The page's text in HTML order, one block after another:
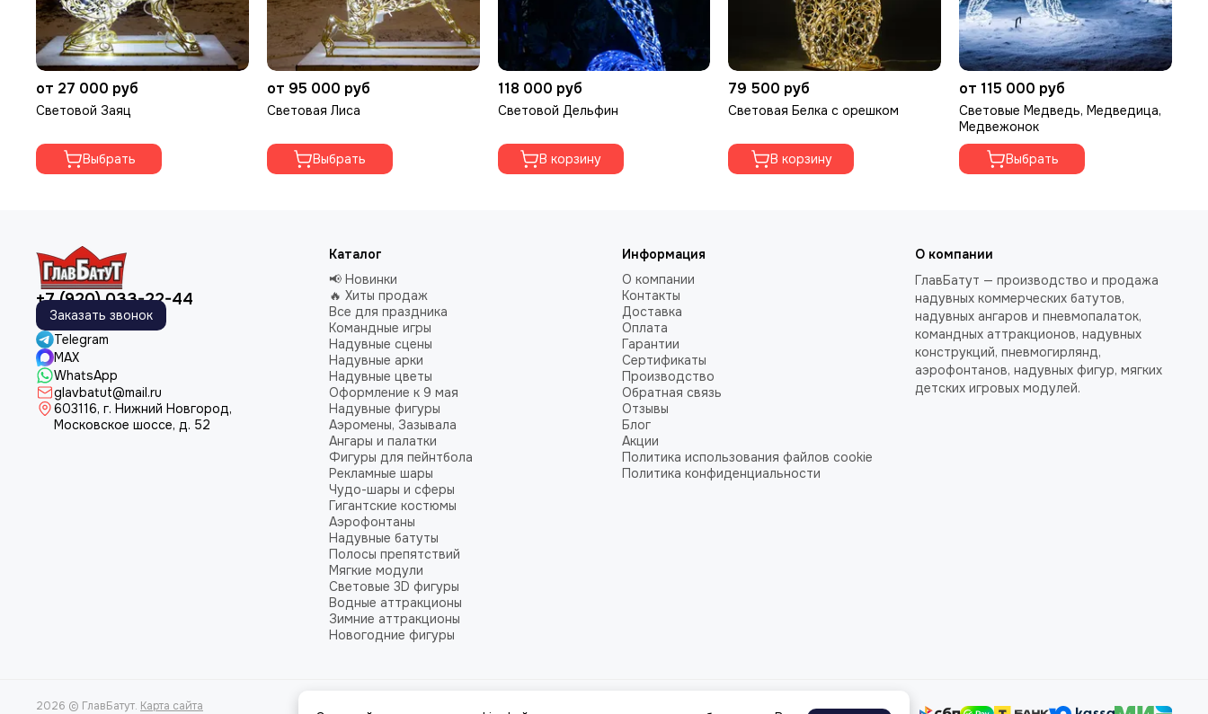
от 27 000 руб
Световой Заяц
Выбрать
от 95 000 руб
Световая Лиса
Выбрать
118 000 руб
Световой Дельфин
В корзину
79 500 руб
Световая Белка с орешком
В корзину
от 115 000 руб
Световые Медведь, Медведица,
Медвежонок
Выбрать
+7 (920) 033-22-44
Заказать звонок
Telegram
MAX
WhatsApp
glavbatut@mail.ru
603116, г. Нижний Новгород,
Московское шоссе, д. 52
Каталог
📢 Новинки
🔥 Хиты продаж
Все для праздника
Командные игры
Надувные сцены
Надувные арки
Надувные цветы
Оформление к 9 мая
Надувные фигуры
Аэромены, Зазывала
Ангары и палатки
Фигуры для пейнтбола
Рекламные шары
Чудо-шары и сферы
Гигантские костюмы
Аэрофонтаны
Надувные батуты
Полосы препятствий
Мягкие модули
Световые 3D фигуры
Водные аттракционы
Зимние аттракционы
Новогодние фигуры
Информация
О компании
Контакты
Доставка
Оплата
Гарантии
Сертификаты
Производство
Обратная связь
Отзывы
Блог
Акции
Политика использования файлов cookie
Политика конфиденциальности
О компании
ГлавБатут — производство и продажа
надувных коммерческих батутов,
надувных ангаров и пневмопалаток,
командных аттракционов, надувных
конструкций, пневмогирлянд,
аэрофонтанов, надувных фигур, мягких
детских игровых модулей.
2026 © ГлавБатут. Карта сайта